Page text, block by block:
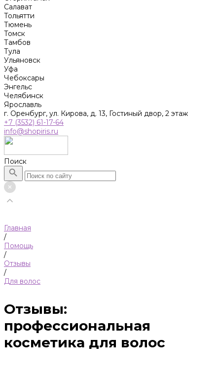
Салават
Тольятти
Тюмень
Томск
Тамбов
Тула
Ульяновск
Уфа
Чебоксары
Энгельс
Челябинск
Ярославль
г. Оренбург, ул. Кирова, д. 13, Гостиный двор, 2 этаж
+7 (3532) 61-17-64
info@shopiris.ru
Поиск
Главная
/
Помощь
/
Отзывы
/
Для волос
Отзывы:
профессиональная
косметика для волос